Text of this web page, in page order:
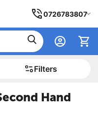
0726783807
Filters
Hand